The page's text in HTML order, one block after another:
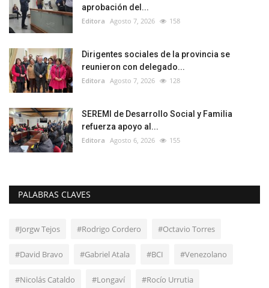
aprobación del...
Editora Agosto 7, 2026 158
Dirigentes sociales de la provincia se
reunieron con delegado...
Editora Agosto 7, 2026 128
SEREMI de Desarrollo Social y Familia
refuerza apoyo al...
Editora Agosto 6, 2026 155
PALABRAS CLAVES
#Jorgw Tejos #Rodrigo Cordero #Octavio Torres
#David Bravo #Gabriel Atala #BCI #Venezolano
#Nicolás Cataldo #Longaví #Rocío Urrutia